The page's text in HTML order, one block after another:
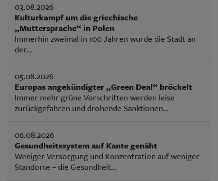
03.08.2026
Kulturkampf um die griechische
„Muttersprache“ in Polen
Immerhin zweimal in 100 Jahren wurde die Stadt an
der...
05.08.2026
Europas angekündigter „Green Deal“ bröckelt
Immer mehr grüne Vorschriften werden leise
zurückgefahren und drohende Sanktionen...
06.08.2026
Gesundheitssystem auf Kante genäht
Weniger Versorgung und Konzentration auf weniger
Standorte – die Gesundheit...